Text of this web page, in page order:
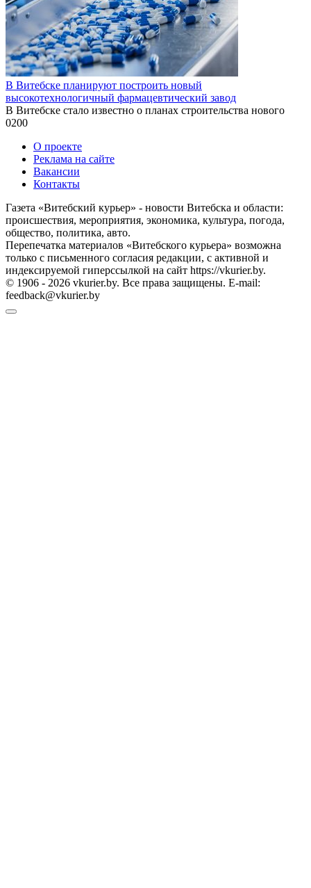
В Витебске планируют построить новый
высокотехнологичный фармацевтический завод
В Витебске стало известно о планах строительства нового
0200
О проекте
Реклама на сайте
Вакансии
Контакты
Газета «Витебский курьер» - новости Витебска и области:
происшествия, мероприятия, экономика, культура, погода,
общество, политика, авто.
Перепечатка материалов «Витебского курьера» возможна
только с письменного согласия редакции, с активной и
индексируемой гиперссылкой на сайт https://vkurier.by.
© 1906 - 2026 vkurier.by. Все права защищены. E-mail:
feedback@vkurier.by